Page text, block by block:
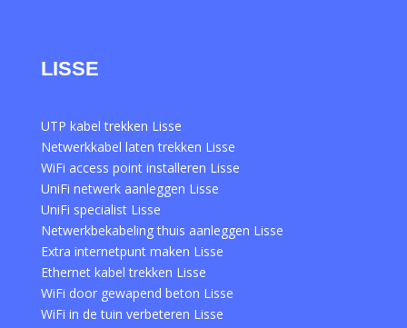
LISSE
UTP kabel trekken Lisse
Netwerkkabel laten trekken Lisse
WiFi access point installeren Lisse
UniFi netwerk aanleggen Lisse
UniFi specialist Lisse
Netwerkbekabeling thuis aanleggen Lisse
Extra internetpunt maken Lisse
Ethernet kabel trekken Lisse
WiFi door gewapend beton Lisse
WiFi in de tuin verbeteren Lisse